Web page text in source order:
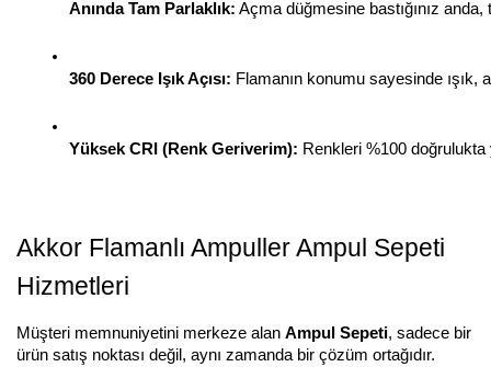
Anında Tam Parlaklık: Açma düğmesine bastığınız
360 Derece Işık Açısı: Flamanın konumu sayesinde ışık,
Yüksek CRI (Renk Geriverim): Renkleri %100
Akkor Flamanlı Ampuller Ampul Sepeti
Hizmetleri
Müşteri memnuniyetini merkeze alan Ampul Sepeti, sadece bir
ürün satış noktası değil, aynı zamanda bir çözüm ortağıdır.